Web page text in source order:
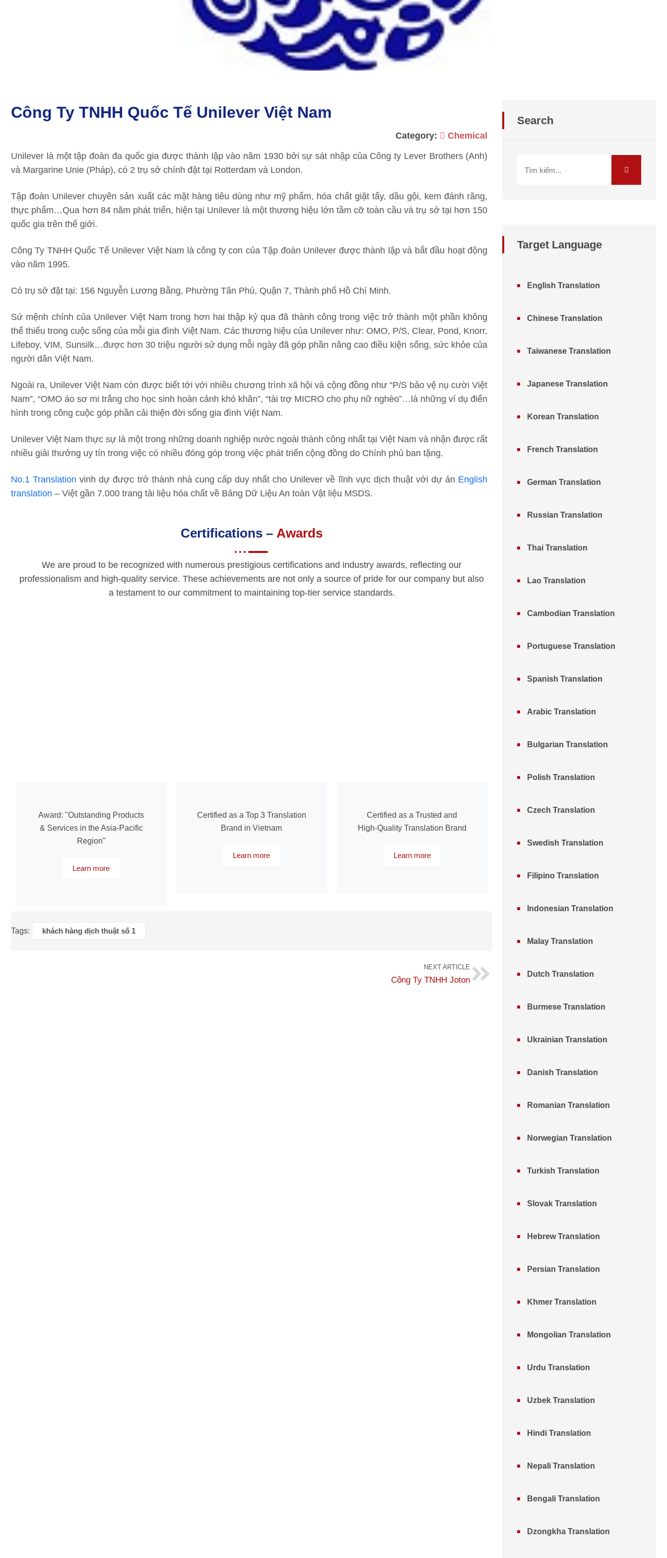
Công Ty TNHH Quốc Tế Unilever Việt Nam
Category: Chemical
Unilever là một tập đoàn đa quốc gia được thành lập vào năm 1930 bởi sự sát nhập của Công ty Lever Brothers (Anh)
và Margarine Unie (Pháp), có 2 trụ sở chính đặt tại Rotterdam và London.
Tập đoàn Unilever chuyên sản xuất các mặt hàng tiêu dùng như mỹ phẩm, hóa chất giặt tẩy, dầu gội, kem đánh răng,
thực phẩm…Qua hơn 84 năm phát triển, hiện tại Unilever là một thương hiệu lớn tầm cỡ toàn cầu và trụ sở tại hơn 150
quốc gia trên thế giới.
Công Ty TNHH Quốc Tế Unilever Việt Nam là công ty con của Tập đoàn Unilever được thành lập và bắt đầu hoạt động
vào năm 1995.
Có trụ sở đặt tại: 156 Nguyễn Lương Bằng, Phường Tân Phú, Quận 7, Thành phố Hồ Chí Minh.
Sứ mệnh chính của Unilever Việt Nam trong hơn hai thập kỷ qua đã thành công trong việc trở thành một phần không
thể thiếu trong cuộc sống của mỗi gia đình Việt Nam. Các thương hiệu của Unilever như: OMO, P/S, Clear, Pond, Knorr,
Lifeboy, VIM, Sunsilk…được hơn 30 triệu người sử dụng mỗi ngày đã góp phần nâng cao điều kiện sống, sức khỏe của
người dân Việt Nam.
Ngoài ra, Unilever Việt Nam còn được biết tới với nhiều chương trình xã hội và cộng đồng như “P/S bảo vệ nụ cười Việt
Nam”, “OMO áo sơ mi trắng cho học sinh hoàn cảnh khó khăn”, “tài trợ MICRO cho phụ nữ nghèo”…là những ví dụ điển
hình trong công cuộc góp phần cải thiện đời sống gia đình Việt Nam.
Unilever Việt Nam thực sự là một trong những doanh nghiệp nước ngoài thành công nhất tại Việt Nam và nhận được rất
nhiều giải thưởng uy tín trong việc có nhiều đóng góp trong việc phát triển cộng đồng do Chính phủ ban tặng.
No.1 Translation vinh dự được trở thành nhà cung cấp duy nhất cho Unilever về lĩnh vực dịch thuật với dự án English
translation – Việt gần 7.000 trang tài liệu hóa chất về Bảng Dữ Liệu An toàn Vật liệu MSDS.
Certifications – Awards
We are proud to be recognized with numerous prestigious certifications and industry awards, reflecting our
professionalism and high-quality service. These achievements are not only a source of pride for our company but also
a testament to our commitment to maintaining top-tier service standards.
Award: "Outstanding Products
& Services in the Asia-Pacific
Region"
Learn more
Certified as a Top 3 Translation
Brand in Vietnam
Learn more
Certified as a Trusted and
High-Quality Translation Brand
Learn more
Tags: khách hàng dịch thuật số 1
NEXT ARTICLE
Công Ty TNHH Joton
Search
Target Language
English Translation
Chinese Translation
Taiwanese Translation
Japanese Translation
Korean Translation
French Translation
German Translation
Russian Translation
Thai Translation
Lao Translation
Cambodian Translation
Portuguese Translation
Spanish Translation
Arabic Translation
Bulgarian Translation
Polish Translation
Czech Translation
Swedish Translation
Filipino Translation
Indonesian Translation
Malay Translation
Dutch Translation
Burmese Translation
Ukrainian Translation
Danish Translation
Romanian Translation
Norwegian Translation
Turkish Translation
Slovak Translation
Hebrew Translation
Persian Translation
Khmer Translation
Mongolian Translation
Urdu Translation
Uzbek Translation
Hindi Translation
Nepali Translation
Bengali Translation
Dzongkha Translation